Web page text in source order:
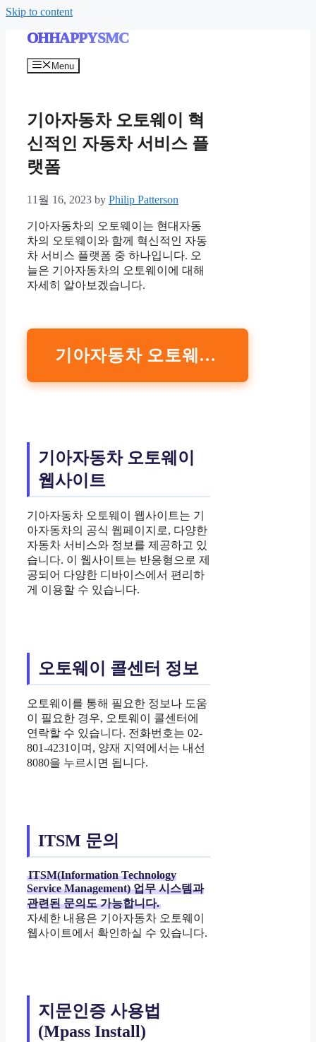
Skip to content
OHHAPPYSMC
Menu
기아자동차 오토웨이 혁
신적인 자동차 서비스 플
랫폼
11월 16, 2023 by Philip Patterson
기아자동차의 오토웨이는 현대자동
차의 오토웨이와 함께 혁신적인 자동
차 서비스 플랫폼 중 하나입니다. 오
늘은 기아자동차의 오토웨이에 대해
자세히 알아보겠습니다.
기아자동차 오토웨이 웹사이트 바로가기
기아자동차 오토웨이
웹사이트
기아자동차 오토웨이 웹사이트는 기
아자동차의 공식 웹페이지로, 다양한
자동차 서비스와 정보를 제공하고 있
습니다. 이 웹사이트는 반응형으로 제
공되어 다양한 디바이스에서 편리하
게 이용할 수 있습니다.
오토웨이 콜센터 정보
오토웨이를 통해 필요한 정보나 도움
이 필요한 경우, 오토웨이 콜센터에
연락할 수 있습니다. 전화번호는 02-
801-4231이며, 양재 지역에서는 내선
8080을 누르시면 됩니다.
ITSM 문의
ITSM(Information Technology
Service Management) 업무 시스템과
관련된 문의도 가능합니다.
자세한 내용은 기아자동차 오토웨이
웹사이트에서 확인하실 수 있습니다.
지문인증 사용법
(Mpass Install)